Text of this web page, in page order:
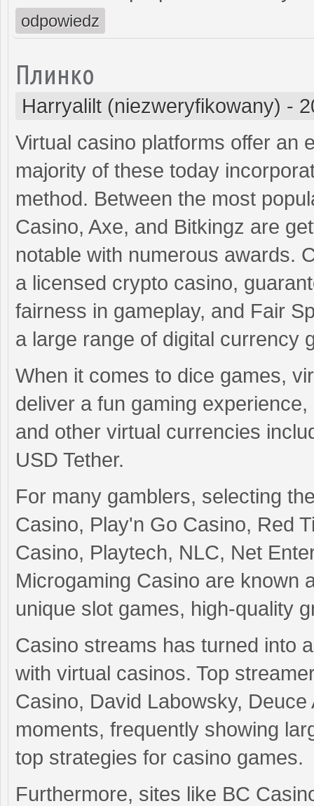
odpowiedz
Плинко
Harryalilt (niezweryfikowany) -
Virtual casino platforms offer an
majority of these today
method. Between the most
Casino, Axe, and Bitkingz are
notable with numerous awards.
a licensed crypto casino,
fairness in gameplay, and Fair
a large range of digital currency
When it comes to dice games,
deliver a fun gaming
and other virtual currencies
USD Tether.
For many gamblers, selecting
Casino, Play'n Go Casino, Red
Casino, Playtech, NLC, Net
Microgaming Casino are known
unique slot games, high-quality
Casino streams has turned into
with virtual casinos. Top
Casino, David Labowsky,
moments, frequently showing
top strategies for casino games.
Furthermore, sites like BC